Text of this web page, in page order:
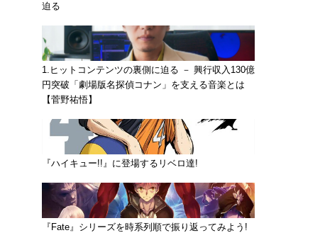
迫る
1.ヒットコンテンツの裏側に迫る － 興行収入130億
円突破「劇場版名探偵コナン」を支える音楽とは
【菅野祐悟】
『ハイキュー!!』に登場するリベロ達!
『Fate』シリーズを時系列順で振り返ってみよう!